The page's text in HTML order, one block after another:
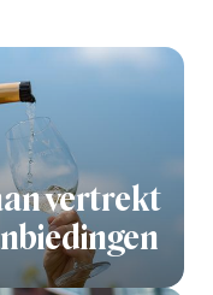
vertrekt